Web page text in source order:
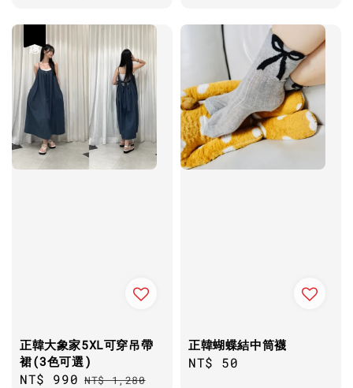
正韓大象家5XL可穿吊帶
裙(3色可選)
Sale
NT$ 990 Regular
NT$ 1,280
正韓蝴蝶結中筒襪
Regular
NT$ 50